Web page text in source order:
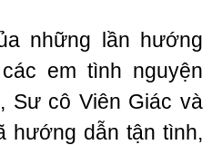
những lần hướng
em tình nguyện
Sư cô Viên Giác và
hướng dẫn tận tình,